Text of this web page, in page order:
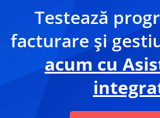
Testează
facturare și
acum cu